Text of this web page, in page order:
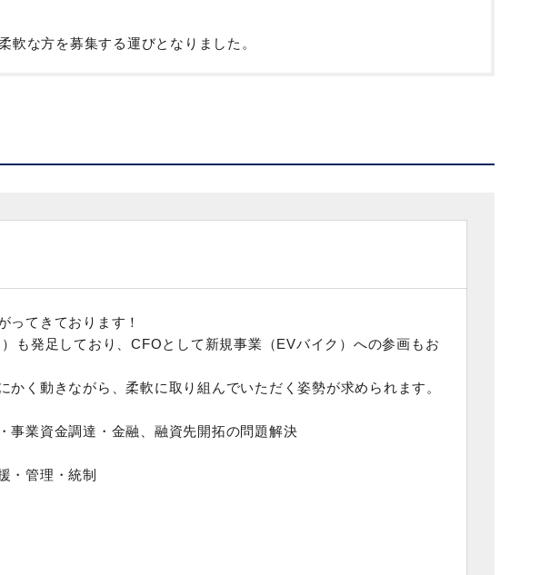
な方を募集する運びとなりました。
ってきております！
も発足しており、CFOとして新規事業（EVバイク）への参画もお
く動きながら、柔軟に取り組んでいただく姿勢が求められます。
事業資金調達・金融、融資先開拓の問題解決
・管理・統制